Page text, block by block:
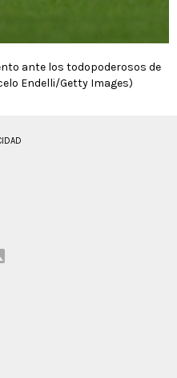
ante los todopoderosos de
Endelli/Getty Images)